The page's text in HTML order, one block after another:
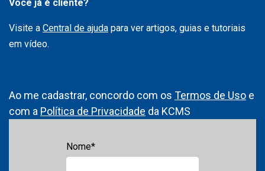
Você já é cliente?
Visite a Central de ajuda para ver artigos, guias e tutoriais
em vídeo.
Ao me cadastrar, concordo com os Termos de Uso e
com a Política de Privacidade da KCMS
Nome*